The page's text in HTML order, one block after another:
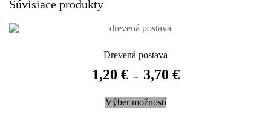
Súvisiace produkty
Drevená postava
1,20 € – 3,70 €
Výber možnostíproduct